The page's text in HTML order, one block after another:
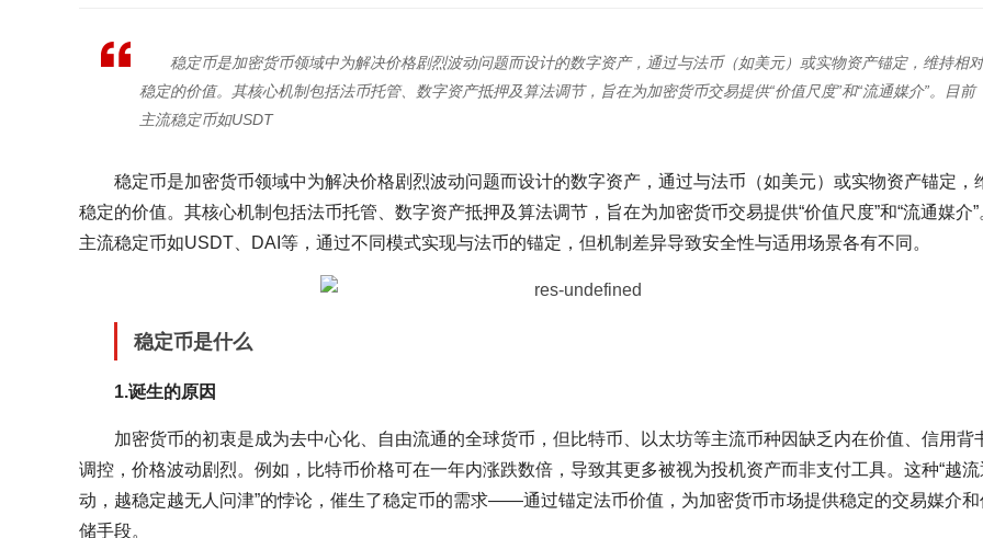
稳定币是加密货币领域中为解决价格剧烈波动问题而设计的数字资产，通过与法币（如美元）或实物资产锚定，维持相对
稳定的价值。其核心机制包括法币托管、数字资产抵押及算法调节，旨在为加密货币交易提供“价值尺度”和“流通媒介”。目前
主流稳定币如USDT
稳定币是加密货币领域中为解决价格剧烈波动问题而设计的数字资产，通过与法币（如美元）或实物资产锚定，
稳定的价值。其核心机制包括法币托管、数字资产抵押及算法调节，旨在为加密货币交易提供“价值尺度”和“流通媒介
主流稳定币如USDT、DAI等，通过不同模式实现与法币的锚定，但机制差异导致安全性与适用场景各有不同。
稳定币是什么
1.诞生的原因
加密货币的初衷是成为去中心化、自由流通的全球货币，但比特币、以太坊等主流币种因缺乏内在价值、信用背
调控，价格波动剧烈。例如，比特币价格可在一年内涨跌数倍，导致其更多被视为投机资产而非支付工具。这种“越流
动，越稳定越无人问津”的悖论，催生了稳定币的需求——通过锚定法币价值，为加密货币市场提供稳定的交易媒介
储手段。